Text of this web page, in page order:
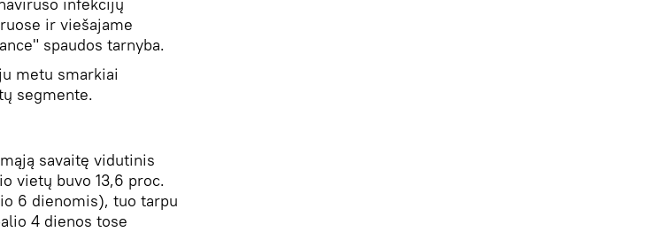
ir viešajame
spaudos tarnyba.
metu smarkiai
segmente.
savaitę vidutinis
vietų buvo 13,6 proc.
6 dienomis), tuo tarpu
4 dienos tose